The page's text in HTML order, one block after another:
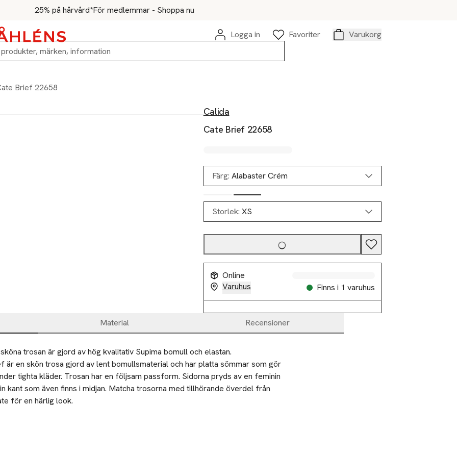
25% på hårvård*För medlemmar - Shoppa nu
Logga in
Favoriter
Varukorg
Brief 22658
Calida
Cate Brief 22658
Färg: Alabaster Crém
Storlek: XS
Online
Varuhus
Finns i 1 varuhus
Material Recensioner
trosan är gjord av hög kvalitativ Supima bomull och elastan.
är en skön trosa gjord av lent bomullsmaterial och har platta sömmar som gör
tighta kläder. Trosan har en följsam passform. Sidorna pryds av en feminin
kant som även finns i midjan. Matcha trosorna med tillhörande överdel från
för en härlig look.